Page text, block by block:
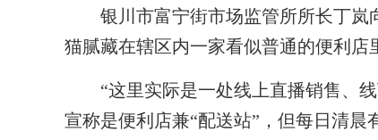
银川市富宁街市场监管所所长丁岚
猫腻藏在辖区内一家看似普通的便利店
“这里实际是一处线上直播销售、线
宣称是便利店兼“配送站”，但每日清